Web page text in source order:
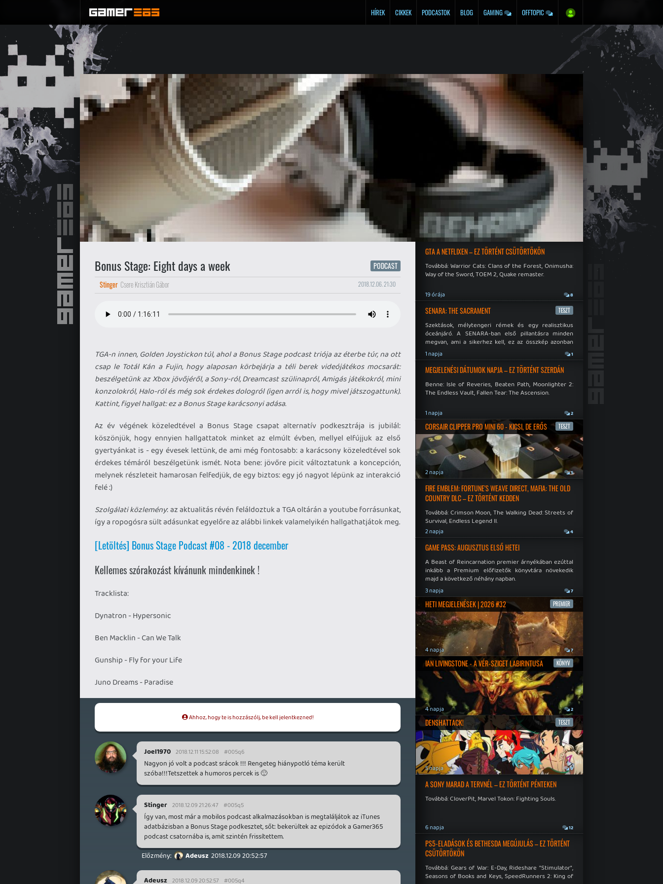
HÍREK CIKKEK PODCASTOK BLOG GAMING OFFTOPIC
Bonus Stage: Eight days a week
PODCAST
Stinger Csere Krisztián Gábor 2018.12.06. 21:30
TGA-n innen, Golden Joystickon túl, ahol a Bonus Stage podcast triója az éterbe túr, na ott
csap le Totál Kán a Fujin, hogy alaposan körbejárja a téli berek videójátékos mocsarát:
beszélgetünk az Xbox jövőjéről, a Sony-ról, Dreamcast szülinapról, Amigás játékokról, mini
konzolokról, Halo-ról és még sok érdekes dologról (igen arról is, hogy mivel játszogattunk).
Kattint, figyel hallgat: ez a Bonus Stage karácsonyi adása.
Az év végének közeledtével a Bonus Stage csapat alternatív podkesztrája is jubilál:
köszönjük, hogy ennyien hallgattatok minket az elmúlt évben, mellyel elfújjuk az első
gyertyánkat is - egy évesek lettünk, de ami még fontosabb: a karácsony közeledtével sok
érdekes témáról beszélgetünk ismét. Nota bene: jövőre picit változtatunk a koncepción,
melynek részleteit hamarosan felfedjük, de egy biztos: egy jó nagyot lépünk az interakció
felé :)
Szolgálati közlemény: az aktualitás révén feláldoztuk a TGA oltárán a youtube forrásunkat,
így a ropogósra sült adásunkat egyelőre az alábbi linkek valamelyikén hallgathatjátok meg.
[Letöltés] Bonus Stage Podcast #08 - 2018 december
Kellemes szórakozást kívánunk mindenkinek !
Tracklista:
Dynatron - Hypersonic
Ben Macklin - Can We Talk
Gunship - Fly for your Life
Juno Dreams - Paradise
Ahhoz, hogy te is hozzászólj, be kell jelentkezned!
Joel1970 2018.12.11 15:52:08 #005q6
Nagyon jó volt a podcast srácok !!! Rengeteg hiánypotló téma került
szóba!!!Tetszettek a humoros percek is 🙂
Stinger 2018.12.09 21:26:47 #005q5
Így van, most már a mobilos podcast alkalmazásokban is megtaláljátok az iTunes
adatbázisban a Bonus Stage podkesztet, sőt: bekerültek az epizódok a Gamer365
podcast csatornába is, amit szintén frissítettem.
Adeusz 2018.12.09 20:52:57
Adeusz 2018.12.09 20:52:57 #005q4
GTA A NETFLIXEN – EZ TÖRTÉNT CSÜTÖRTÖKÖN
Továbbá: Warrior Cats: Clans of the Forest, Onimusha:
Way of the Sword, TOEM 2, Quake remaster.
19 órája 8
SENARA: THE SACRAMENT TESZT
Szektások, mélytengeri rémek és egy realisztikus
óceánjáró. A SENARA-ban első pillantásra minden
megvan, ami a sikerhez kell, ez az összkép azonban
becsapós.
1 napja 1
MEGJELENÉSI DÁTUMOK NAPJA – EZ TÖRTÉNT SZERDÁN
Benne: Isle of Reveries, Beaten Path, Moonlighter 2:
The Endless Vault, Fallen Tear: The Ascension.
1 napja 2
CORSAIR CLIPPER PRO MINI 60 - KICSI, DE ERŐS TESZT
2 napja 5
FIRE EMBLEM: FORTUNE'S WEAVE DIRECT, MAFIA: THE OLD
COUNTRY DLC – EZ TÖRTÉNT KEDDEN
Továbbá: Crimson Moon, The Walking Dead: Streets of
Survival, Endless Legend II.
2 napja 4
GAME PASS: AUGUSZTUS ELSŐ HETEI
A Beast of Reincarnation premier árnyékában ezúttal
inkább a Premium előfizetők könyvtára növekedik
majd a következő néhány napban.
3 napja 7
HETI MEGJELENÉSEK | 2026 #32 PREMIER
4 napja 7
IAN LIVINGSTONE - A VÉR-SZIGET LABIRINTUSA KÖNYV
4 napja 2
DENSHATTACK! TESZT
5 napja 9
A SONY MARAD A TERVNÉL – EZ TÖRTÉNT PÉNTEKEN
Továbbá: CloverPit, Marvel Tokon: Fighting Souls.
6 napja 12
PS5-ELADÁSOK ÉS BETHESDA MEGÚJULÁS – EZ TÖRTÉNT
CSÜTÖRTÖKÖN
Továbbá: Gears of War: E-Day, Rideshare "Stimulator",
Seasons of Books and Keys, SpeedRunners 2: King of